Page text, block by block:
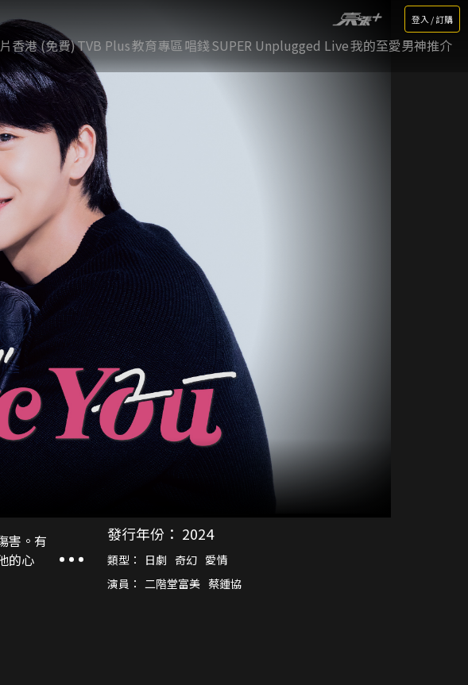
登入 / 訂購
香港 (免費)TVB Plus教育專區唱錢SUPER Unplugged Live我的至愛男神推介
害。有
的心
發行年份： 2024
類型： 日劇 奇幻 愛情
演員： 二階堂富美 蔡鍾協